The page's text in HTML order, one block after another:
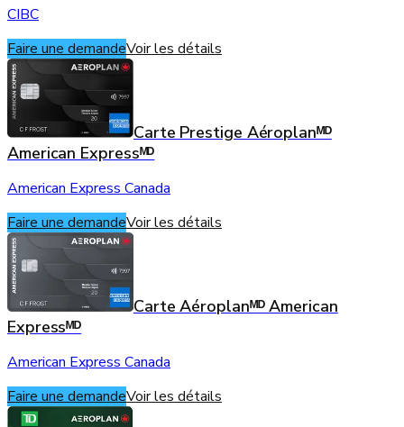
CIBC
Faire une demandeVoir les détails
Carte Prestige Aéroplanᴹᴰ
American Expressᴹᴰ
American Express Canada
Faire une demandeVoir les détails
Carte Aéroplanᴹᴰ American
Expressᴹᴰ
American Express Canada
Faire une demandeVoir les détails